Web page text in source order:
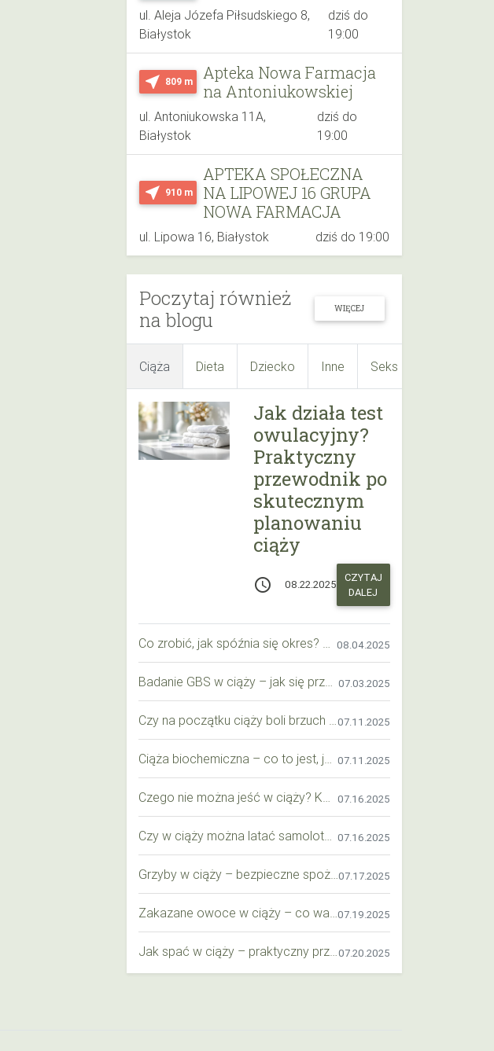
ul. Aleja Józefa Piłsudskiego 8,
Białystok
dziś do
19:00
near_me 809 m
Apteka Nowa Farmacja
na Antoniukowskiej
ul. Antoniukowska 11A,
Białystok
dziś do
19:00
near_me 910 m
APTEKA SPOŁECZNA
NA LIPOWEJ 16 GRUPA
NOWA FARMACJA
ul. Lipowa 16, Białystok dziś do 19:00
Poczytaj również
na blogu
WIĘCEJ
Ciąża Dieta Dziecko Inne Seks
Jak działa test
owulacyjny?
Praktyczny
przewodnik po
skutecznym
planowaniu
ciąży
access_time 08.22.2025
CZYTAJ
DALEJ
08.04.2025
07.03.2025
07.11.2025
07.11.2025
07.16.2025
07.16.2025
07.17.2025
07.19.2025
07.20.2025